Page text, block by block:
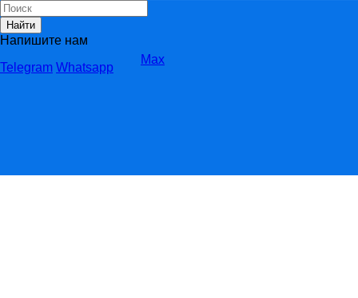
Найти
Напишите нам
Telegram Whatsapp
Max